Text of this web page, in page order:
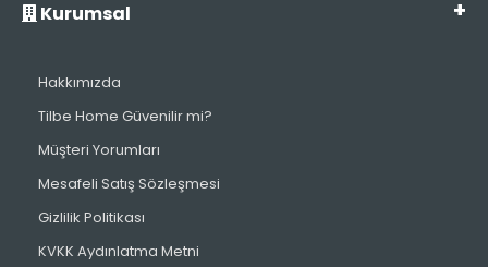
Kurumsal
Hakkımızda
Tilbe Home Güvenilir mi?
Müşteri Yorumları
Mesafeli Satış Sözleşmesi
Gizlilik Politikası
KVKK Aydınlatma Metni